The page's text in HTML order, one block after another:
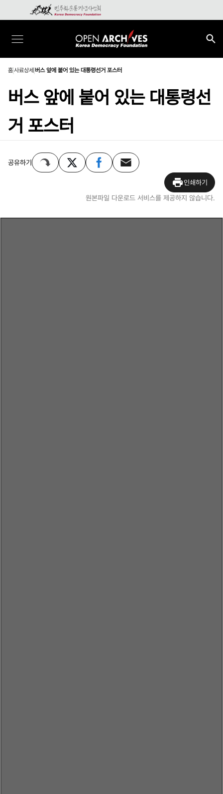
홈사료상세 버스 앞에 붙어 있는 대통령선거 포스터
버스 앞에 붙어 있는 대통령선
거 포스터
공유하기
인쇄하기
원본파일 다운로드 서비스를 제공하지 않습니다.